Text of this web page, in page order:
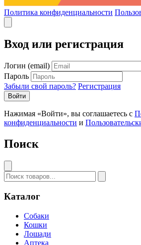
Политика конфиденциальности
Вход или регистрация
Логин (email)
Пароль
Забыли свой пароль? Регистрация
Войти
Нажимая «Войти», вы соглашаетесь с
конфиденциальности и
Поиск
Каталог
Собаки
Кошки
Лошади
Аптека